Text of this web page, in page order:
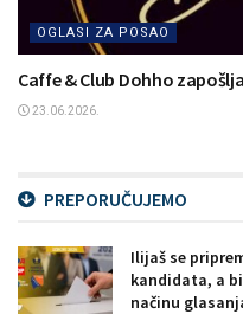
OGLASI ZA POSAO
Caffe & Club Dohho
23.06.2026.
PREPORUČUJEMO
Ilijaš se
kandidata, a
načinu